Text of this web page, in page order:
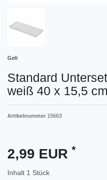
Geli
Standard
weiß 40 x 15,5 cm
Artikelnummer 15663
2,99 EUR *
Inhalt 1 Stück